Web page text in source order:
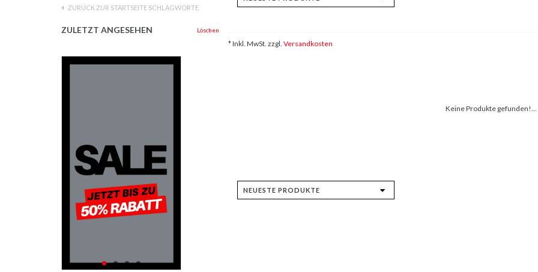
ZURÜCK ZUR STARTSEITE SCHLAGWORTE
ZULETZT ANGESEHEN Löschen
* Inkl. MwSt. zzgl. Versandkosten
Keine Produkte gefunden!...